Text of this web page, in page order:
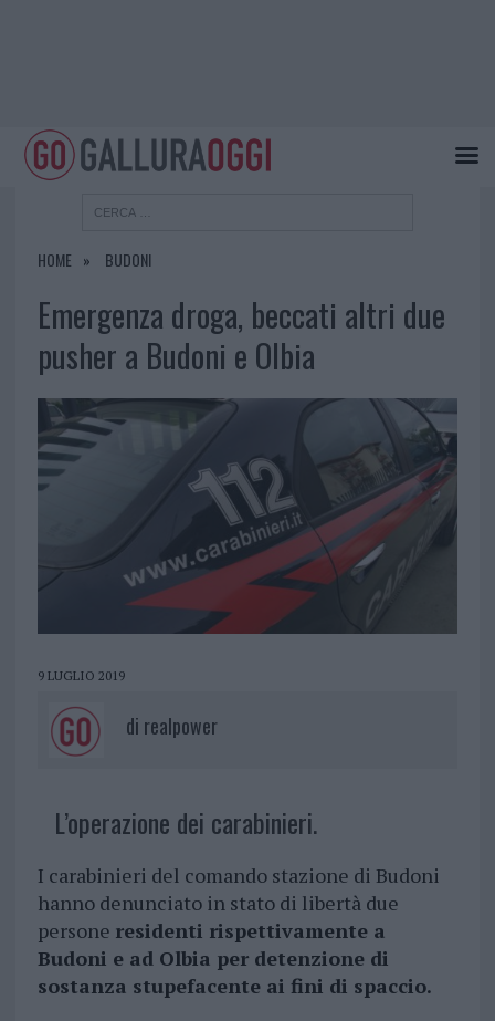
HOME BUDONI
Emergenza droga, beccati altri due
pusher a Budoni e Olbia
9 LUGLIO 2019
di realpower
L’operazione dei carabinieri.
I carabinieri del comando stazione di Budoni
hanno denunciato in stato di libertà due
persone residenti rispettivamente a
Budoni e ad Olbia per detenzione di
sostanza stupefacente ai fini di spaccio.